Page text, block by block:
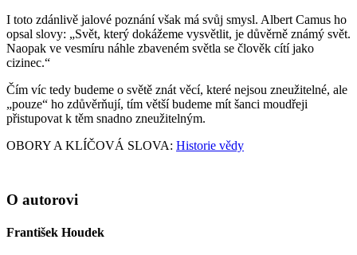
I toto zdánlivě jalové poznání však má svůj smysl. Albert Camus ho
opsal slovy: „Svět, který dokážeme vysvětlit, je důvěrně známý svět.
Naopak ve vesmíru náhle zbaveném světla se člověk cítí jako
cizinec.“
Čím víc tedy budeme o světě znát věcí, které nejsou zneužitelné, ale
„pouze“ ho zdůvěrňují, tím větší budeme mít šanci moudřeji
přistupovat k těm snadno zneužitelným.
OBORY A KLÍČOVÁ SLOVA: Historie vědy
O autorovi
František Houdek